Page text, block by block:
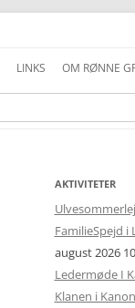
LINKS OM RØNNE
INFO JUNIOR-
INFO
AKTIVITETER
FamilieSpejd
august 2026
Ledermøde I
Klanen i